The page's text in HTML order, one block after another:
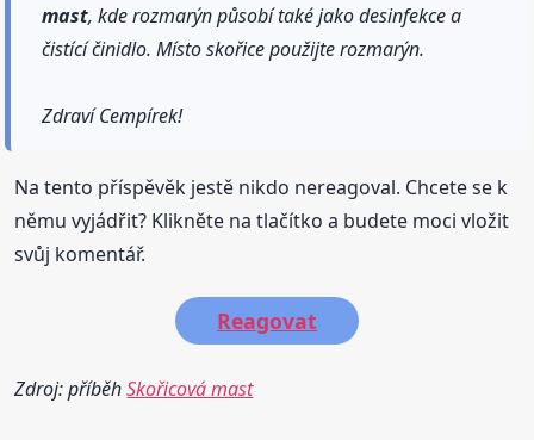
mast, kde rozmarýn působí také jako desinfekce a
čistící činidlo. Místo skořice použijte rozmarýn.
Zdraví Cempírek!
Na tento příspěvěk jestě nikdo nereagoval. Chcete se k
němu vyjádřit? Klikněte na tlačítko a budete moci vložit
svůj komentář.
Reagovat
Zdroj: příběhSkořicová mast